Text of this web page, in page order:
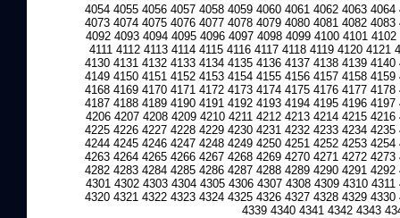
4054 4055 4056 4057 4058 4059 4060 4061 4062 4063 4064
4073 4074 4075 4076 4077 4078 4079 4080 4081 4082 4083
4092 4093 4094 4095 4096 4097 4098 4099 4100 4101 4102
4111 4112 4113 4114 4115 4116 4117 4118 4119 4120 4121
4130 4131 4132 4133 4134 4135 4136 4137 4138 4139 4140
4149 4150 4151 4152 4153 4154 4155 4156 4157 4158 4159
4168 4169 4170 4171 4172 4173 4174 4175 4176 4177 4178
4187 4188 4189 4190 4191 4192 4193 4194 4195 4196 4197
4206 4207 4208 4209 4210 4211 4212 4213 4214 4215 4216
4225 4226 4227 4228 4229 4230 4231 4232 4233 4234 4235
4244 4245 4246 4247 4248 4249 4250 4251 4252 4253 4254
4263 4264 4265 4266 4267 4268 4269 4270 4271 4272 4273
4282 4283 4284 4285 4286 4287 4288 4289 4290 4291 4292
4301 4302 4303 4304 4305 4306 4307 4308 4309 4310 4311
4320 4321 4322 4323 4324 4325 4326 4327 4328 4329 4330
4339 4340 4341 4342 4343